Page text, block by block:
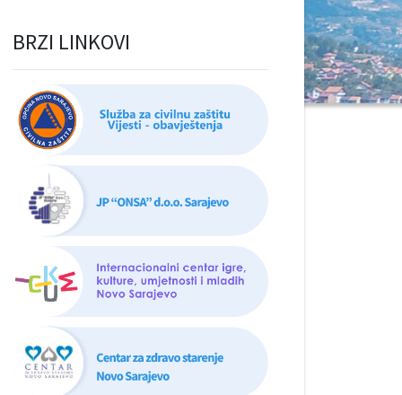
BRZI LINKOVI